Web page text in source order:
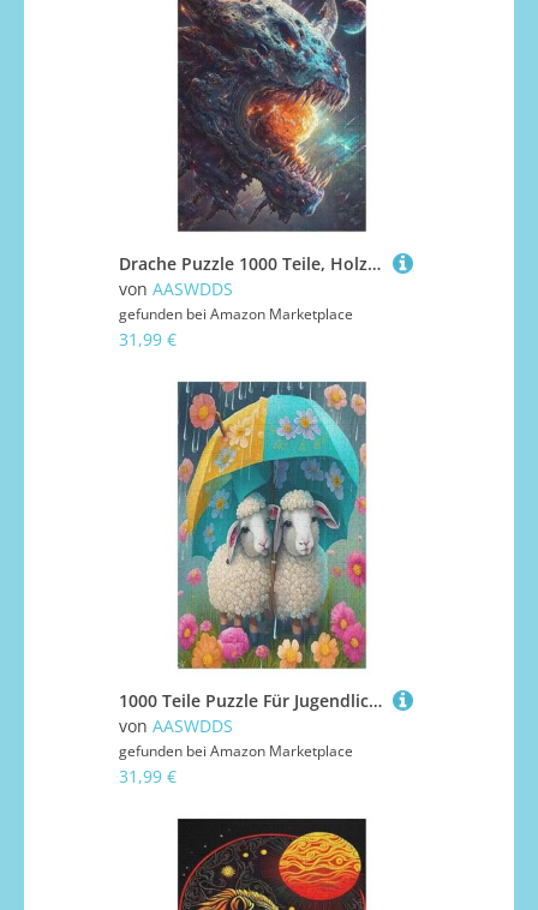
Drache Puzzle 1000 Teile, Holzpuzzle Herausforderndes Geschicklichkeitsspiel Für Die Ganze Familie, Kinder Erwachsenenpuzzle Ab 12 Jahren 78×53cm
von AASWDDS
gefunden bei Amazon Marketplace
31,99 €
1000 Teile Puzzle Für Jugendliche,Süßes Schaf Puzzles,Erwachsenenpuzzle,Holzpuzzles,Dekompressionsspiel,Spielzeugpuzzles 78×53cm
von AASWDDS
gefunden bei Amazon Marketplace
31,99 €